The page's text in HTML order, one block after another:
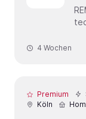
4 Wochen
Premium
Köln